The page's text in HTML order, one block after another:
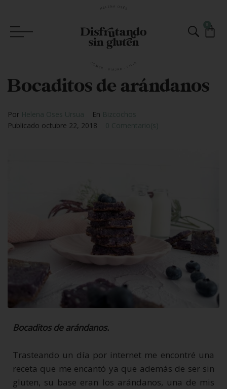
Bocaditos de arándanos
Por Helena Oses Ursua En Bizcochos
Publicado octubre 22, 2018 0 Comentario(s)
Bocaditos de arándanos.
Trasteando un día por internet me encontré una
receta que me encantó ya que además de ser sin
gluten, su base eran los arándanos, una de mis